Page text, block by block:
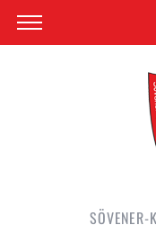
SÖVENER-